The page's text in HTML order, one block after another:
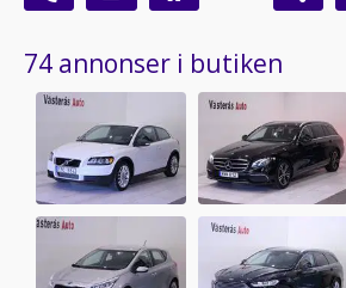
74 annonser i butiken